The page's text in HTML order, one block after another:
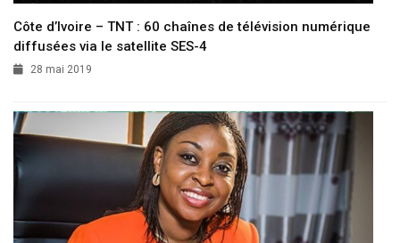
Côte d’Ivoire – TNT : 60 chaînes de télévision numérique
diffusées via le satellite SES-4
28 mai 2019